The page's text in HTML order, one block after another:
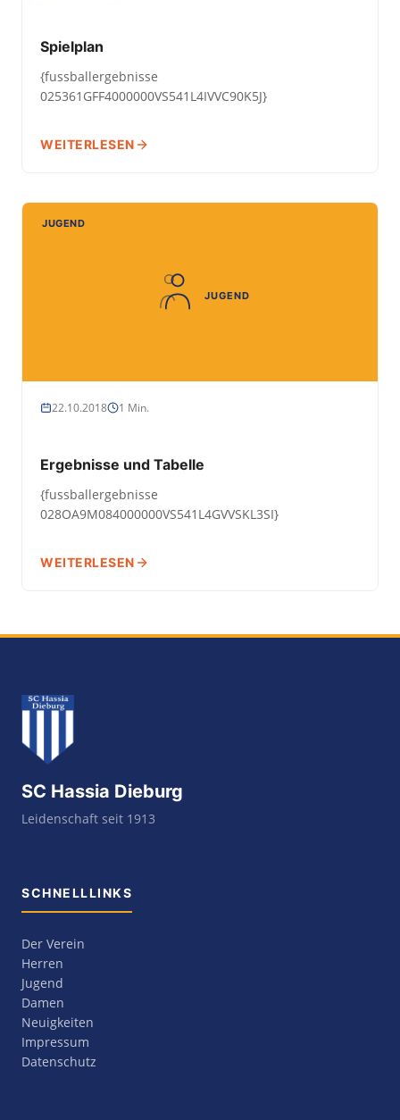
Spielplan
{fussballergebnisse
025361GFF4000000VS541L4IVVC90K5J}
WEITERLESEN
JUGEND
JUGEND
22.10.2018 1 Min.
Ergebnisse und Tabelle
{fussballergebnisse
028OA9M084000000VS541L4GVVSKL3SI}
WEITERLESEN
SC Hassia Dieburg
Leidenschaft seit 1913
SCHNELLLINKS
Der Verein
Herren
Jugend
Damen
Neuigkeiten
Impressum
Datenschutz